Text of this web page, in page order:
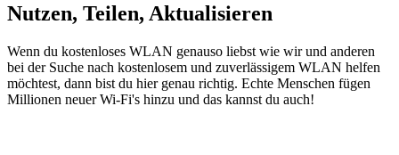
Nutzen, Teilen, Aktualisieren
Wenn du kostenloses WLAN genauso liebst wie wir und anderen
bei der Suche nach kostenlosem und zuverlässigem WLAN helfen
möchtest, dann bist du hier genau richtig. Echte Menschen fügen
Millionen neuer Wi-Fi's hinzu und das kannst du auch!